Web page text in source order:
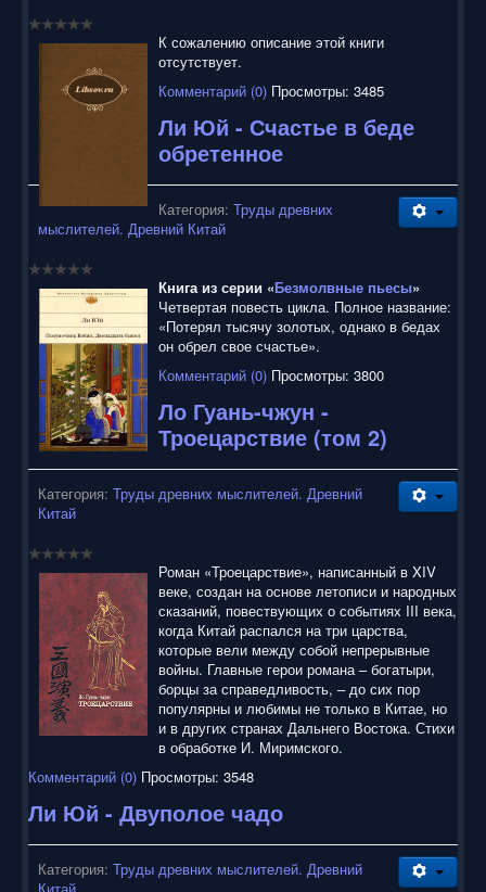
К сожалению описание этой книги
отсутствует.
Комментарий (0) Просмотры: 3485
Ли Юй - Счастье в беде
обретенное
Категория: Труды древних
мыслителей. Древний Китай
Книга из серии «Безмолвные пьесы»
Четвертая повесть цикла. Полное название:
«Потерял тысячу золотых, однако в бедах
он обрел свое счастье».
Комментарий (0) Просмотры: 3800
Ло Гуань-чжун -
Троецарствие (том 2)
Категория: Труды древних мыслителей. Древний
Китай
Роман «Троецарствие», написанный в XIV
веке, создан на основе летописи и народных
сказаний, повествующих о событиях III века,
когда Китай распался на три царства,
которые вели между собой непрерывные
войны. Главные герои романа – богатыри,
борцы за справедливость, – до сих пор
популярны и любимы не только в Китае, но
и в других странах Дальнего Востока. Стихи
в обработке И. Миримского.
Комментарий (0) Просмотры: 3548
Ли Юй - Двуполое чадо
Категория: Труды древних мыслителей. Древний
Китай